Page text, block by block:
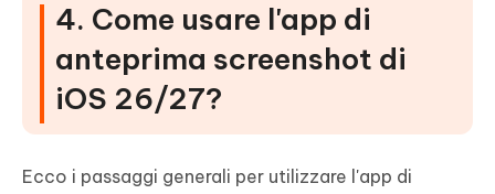
4. Come usare l'app di
anteprima screenshot di
iOS 26/27?
Ecco i passaggi generali per utilizzare l'app di